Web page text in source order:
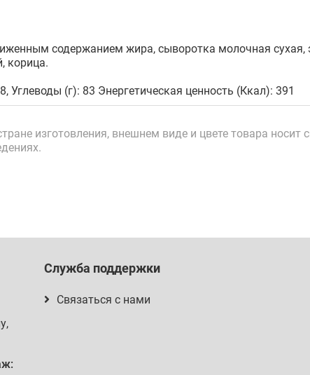
содержанием жира, сыворотка молочная сухая,
корица.
Углеводы (г): 83 Энергетическая ценность (Ккал): 391
изготовления, внешнем виде и цвете товара носит
,
Служба поддержки
Связаться с нами